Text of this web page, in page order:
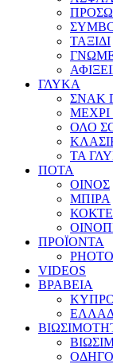
ΤΑΞΙΔΙ
ΓΛΥΚΑ
ΣΝΑΚ
ΜΕΧΡΙ
ΟΛΟ
ΤΑ
ΠΟΤΑ
ΟΙΝΟΣ
ΜΠΙΡΑ
ΠΡΟΪΟΝΤΑ
VIDEOS
ΒΡΑΒΕΙΑ